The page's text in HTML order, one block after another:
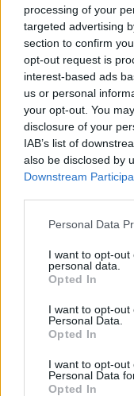
processing of your
targeted advertising
section to confirm
opt-out request is
interest-based ads
us or personal
your opt-out. You
disclosure of your
IAB’s list of
also be disclosed by
Downstream
Please note that this
not limited to your
grant or deny
use your data for
consent section.
Personal Data
I want to opt-
personal data.
Opted In
I want to opt-out
Personal Data.
Opted In
I want to opt-
Personal Data
Opted In
Protocolos de
Un eclipse solar es
CIENCIA Y TECNOLOGÍA